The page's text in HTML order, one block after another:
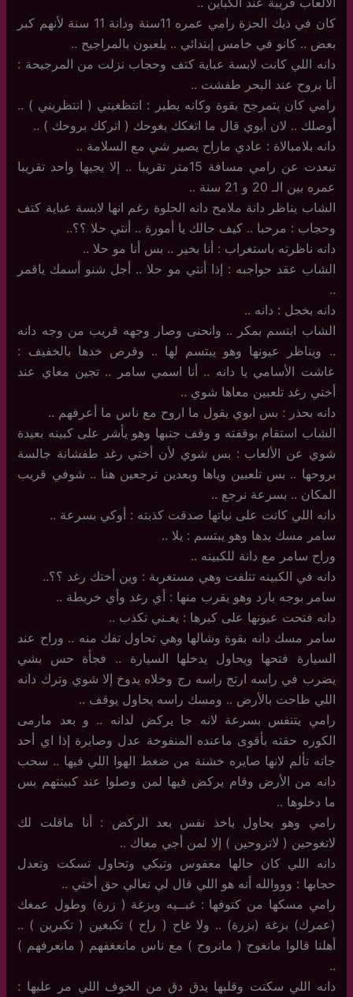
كان في ذيك الحزة رامي عمره 11سنة ودانة 11 سنة لأنهم كبر
بعض .. كانو في خامس إبتدائي .. يلعبون بالمراجيح ..
دانه اللي كانت لابسة عباية كتف وحجاب نزلت من المرجيحة :
أنا بروح عند البحر طفشت ..
رامي كان يتمرجح بقوة وكانه يطير : انتظغيني ( انتظريني ) ..
أوصلك .. لان أبوي قال ما اتغكك بغوحك ( اتركك بروحك ) ..
دانه بلامبالاة : عادي ماراح يصير شي مع السلامة ..
تبعدت عن رامي مسافة 15متر تقريبا .. إلا يجيها واحد تقريبا
عمره بين الـ 20 و 21 سنة ..
الشاب يناظر دانة ملامح دانه الحلوة رغم انها لابسة عباية كتف
وحجاب : مرحبا .. كيف حالك يا أمورة .. أنتي حلا ؟؟..
دانه ناظرته باستغراب : أنا بخير .. بس أنا مو حلا ..
الشاب عقد حواجبه : إذا أنتي مو حلا .. أجل شنو أسمك ياقمر
..
دانه بخجل : دانه ..
الشاب ابتسم بمكر .. وانحنى وصار وجهه قريب من وجه دانه
.. ويناظر عيونها وهو يبتسم لها .. وقرص خدها بالخفيف :
عاشت الأسامي يا دانه .. أنا اسمي سامر .. تجين معاي عند
أختي رغد تلعبين معاها شوي ..
دانه بحذر : بس ابوي يقول ما اروح مع ناس ما أعرفهم ..
الشاب استقام بوقفته و وقف جنبها وهو يأشر على كبينه بعيدة
شوي عن الألعاب : بس شوي لأن أختي رغد طفشانة جالسة
بروحها .. بس تلعبين وياها وبعدين ترجعين هنا .. شوفي قريب
المكان .. بسرعة نرجع ..
دانه اللي كانت على نياتها صدقت كذبته : أوكي بسرعة ..
سامر مسك يدها وهو يبتسم : يلا ..
وراح سامر مع دانة للكبينه ..
دانه في الكبينه تتلفت وهي مستغربة : وين أختك رغد ؟؟..
سامر بوجه بارد وهو يقرب منها : أي رغد وأي خربطة ..
دانه فتحت عيونها على كبرها : يعـني تكذب ..
سامر مسك دانه بقوة وشالها وهي تحاول تفك منه .. وراح عند
السيارة فتحها ويحاول يدخلها السيارة .. فجأة حس بشي
يضرب في راسه ارتج راسه رج وخلاه يدوخ إلا شوي وترك دانه
اللي طاحت بالأرض .. ومسك راسه يحاول يوقف ..
رامي يتنفس بسرعة لانه جا يركض لدانه .. و بعد مارمى
الكوره حقته بأقوى ماعنده المنفوخة عدل وصايرة إذا اي أحد
جاته تألم لانها صايره خشنة من ضغط الهوا اللي فيها .. سحب
دانه من الأرض وقام يركض فيها لمن وصلوا عند كبينتهم بس
ما دخلوها ..
رامي وهو يحاول ياخذ نفس بعد الركض : أنا ماقلت لك
لاتغوحين ( لاتروحين ) إلا لمن أجي معاك ..
دانه اللي كان حالها معفوس وتبكي وتحاول تسكت وتعدل
حجابها : وووالله أنه هو اللي قال لي تعالي حق أختي ..
رامي مسكها من كتوفها : غبــيه وبزغة ( زرة) وطول عمغك
(عمرك) بزغة (بزرة) .. ولا غاح ( راح ) تكبغين ( تكبرين ) ..
أهلنا قالوا مانغوح ( مانروح ) مع ناس مانعغفهم ( مانعرفهم )
..
دانه اللي سكتت وقلبها يدق دق من الخوف اللي مر عليها :